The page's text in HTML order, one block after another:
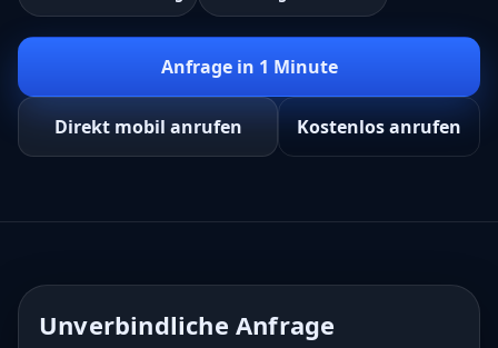
Anfrage in 1 Minute
Direkt mobil anrufen Kostenlos anrufen
Unverbindliche Anfrage